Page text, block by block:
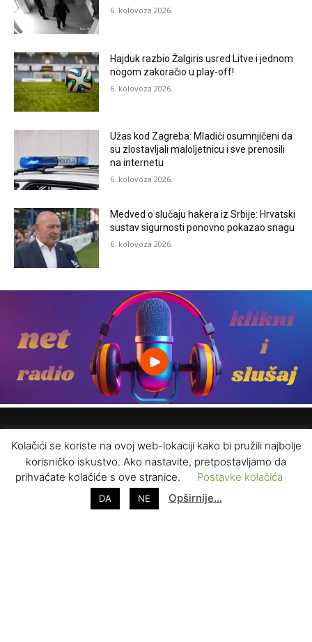
6. kolovoza 2026.
Hajduk razbio Žalgiris usred Litve i jednom
nogom zakoračio u play-off!
6. kolovoza 2026.
Užas kod Zagreba: Mladići osumnjičeni da
su zlostavljali maloljetnicu i sve prenosili
na internetu
6. kolovoza 2026.
Medved o slučaju hakera iz Srbije: Hrvatski
sustav sigurnosti ponovno pokazao snagu
6. kolovoza 2026.
Kolačići se koriste na ovoj web-lokaciji kako bi pružili najbolje
korisničko iskustvo. Ako nastavite, pretpostavljamo da
prihvaćate kolačiće s ove stranice.
Postavke kolačića
DA NE Opširnije…